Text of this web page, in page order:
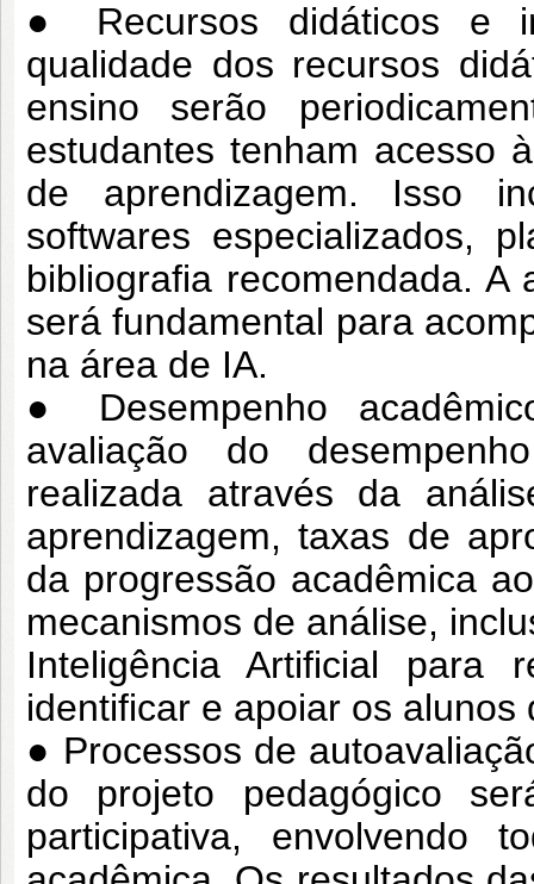
● Recursos didáticos e
qualidade dos recursos
ensino serão
estudantes tenham acesso
de aprendizagem. Isso
softwares especializados,
bibliografia recomendada.
será fundamental para
na área de IA.
● Desempenho
avaliação do
realizada através da
aprendizagem, taxas de
da progressão acadêmica
mecanismos de análise,
Inteligência Artificial para
identificar e apoiar os alunos
● Processos de
do projeto pedagógico
participativa, envolvendo